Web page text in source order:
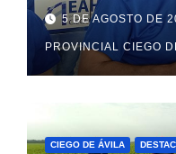
5 DE AGOSTO DE
PROVINCIAL CIEGO
CIEGO DE ÁVILA